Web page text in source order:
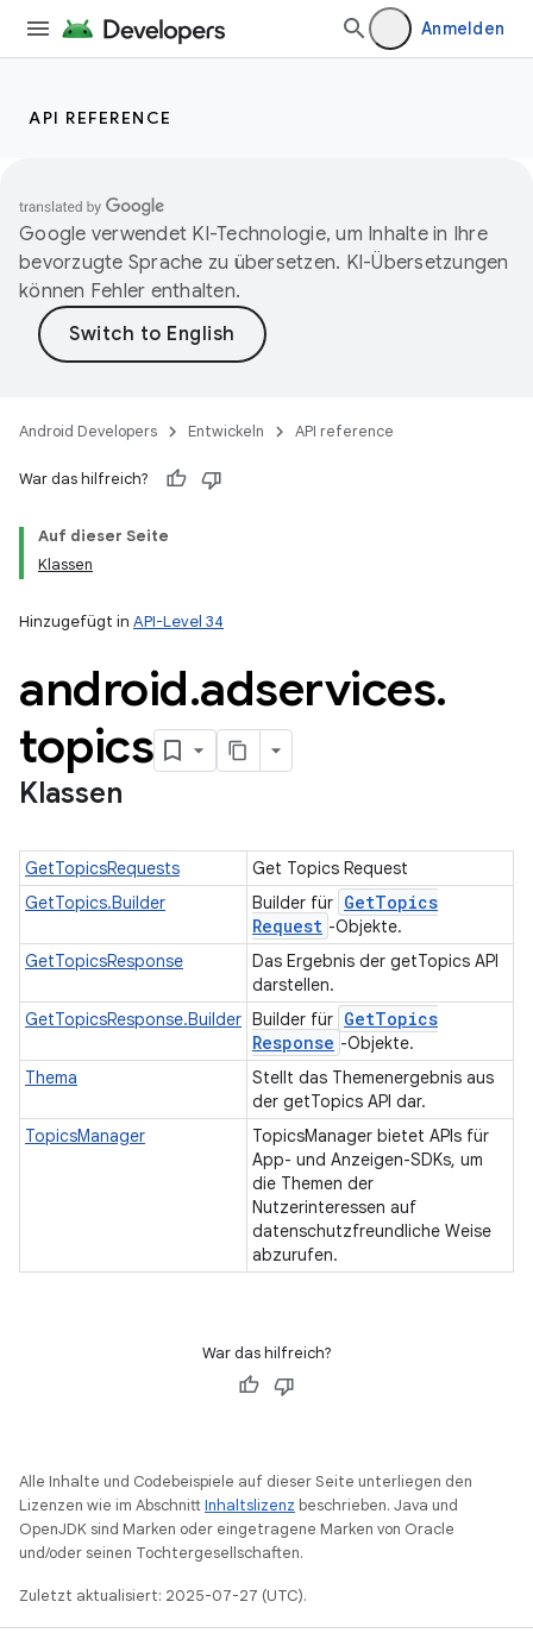
Anmelden
API REFERENCE
Google verwendet KI-Technologie, um Inhalte in Ihre
bevorzugte Sprache zu übersetzen. KI-Übersetzungen
können Fehler enthalten.
Android Developers Entwickeln API reference
War das hilfreich?
Auf dieser Seite
Klassen
Hinzugefügt in API-Level 34
android.adservices.
topics
Klassen
GetTopicsRequests
Get Topics Request
GetTopics.Builder
Builder für GetTopics
Request -Objekte.
GetTopicsResponse
Das Ergebnis der getTopics API
darstellen.
GetTopicsResponse.Builder Builder für GetTopics
Response -Objekte.
Thema
Stellt das Themenergebnis aus
der getTopics API dar.
TopicsManager
TopicsManager bietet APIs für
App- und Anzeigen-SDKs, um
die Themen der
Nutzerinteressen auf
datenschutzfreundliche Weise
abzurufen.
War das hilfreich?
Alle Inhalte und Codebeispiele auf dieser Seite unterliegen den
Lizenzen wie im AbschnittInhaltslizenz beschrieben. Java und
OpenJDK sind Marken oder eingetragene Marken von Oracle
und/oder seinen Tochtergesellschaften.
Zuletzt aktualisiert: 2025-07-27 (UTC).